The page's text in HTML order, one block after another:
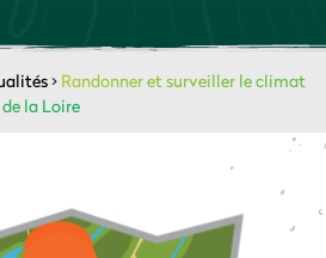
> Randonner et surveiller le climat
la Loire